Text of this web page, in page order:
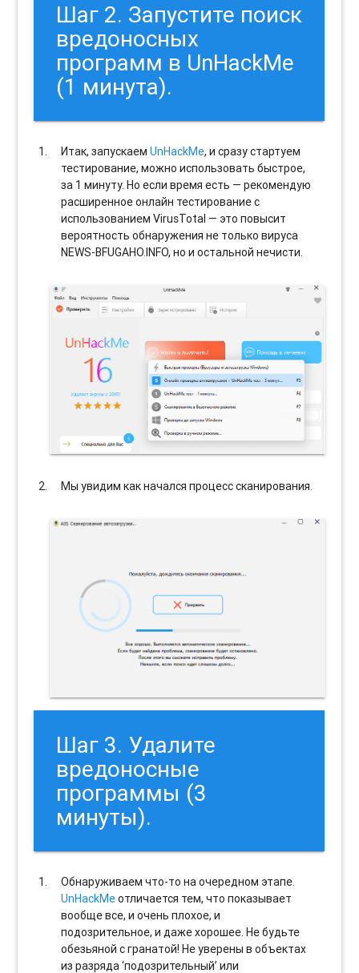
Шаг 2. Запустите поиск
вредоносных
программ в UnHackMe
(1 минута).
Итак, запускаемUnHackMe, и сразу стартуем
тестирование, можно использовать быстрое,
за 1 минуту. Но если время есть — рекомендую
расширенное онлайн тестирование с
использованием VirusTotal — это повысит
вероятность обнаружения не только вируса
NEWS-BFUGAHO.INFO, но и остальной нечисти.
Мы увидим как начался процесс сканирования.
Шаг 3. Удалите
вредоносные
программы (3
минуты).
Обнаруживаем что-то на очередном этапе.
UnHackMeотличается тем, что показывает
вообще все, и очень плохое, и
подозрительное, и даже хорошее. Не будьте
обезьяной с гранатой! Не уверены в объектах
из разряда ‘подозрительный’ или